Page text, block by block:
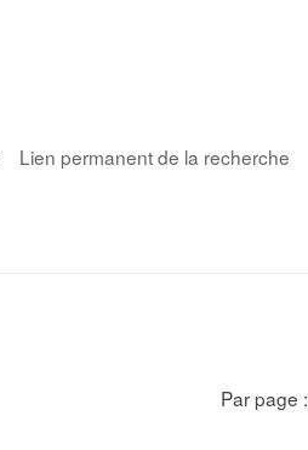
Lien permanent de la recherche
Par page :